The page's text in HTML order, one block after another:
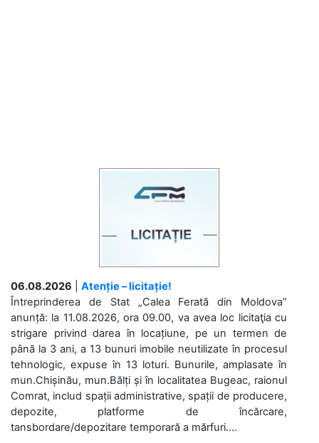
06.08.2026
Atenție – licitație!
Întreprinderea de Stat „Calea Ferată din Moldova”
anunță: la 11.08.2026, ora 09.00, va avea loc licitaţia cu
strigare privind darea în locațiune, pe un termen de
până la 3 ani, a 13 bunuri imobile neutilizate în procesul
tehnologic, expuse în 13 loturi. Bunurile, amplasate în
mun.Chișinău, mun.Bălți și în localitatea Bugeac, raionul
Comrat, includ spații administrative, spații de producere,
depozite, platforme de încărcare,
tansbordare/depozitare temporară a mărfuri....